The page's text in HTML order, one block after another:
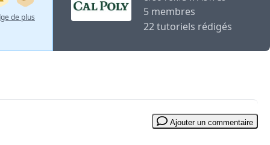
de plus
5 membres
22 tutoriels rédigés
Ajouter un commentaire